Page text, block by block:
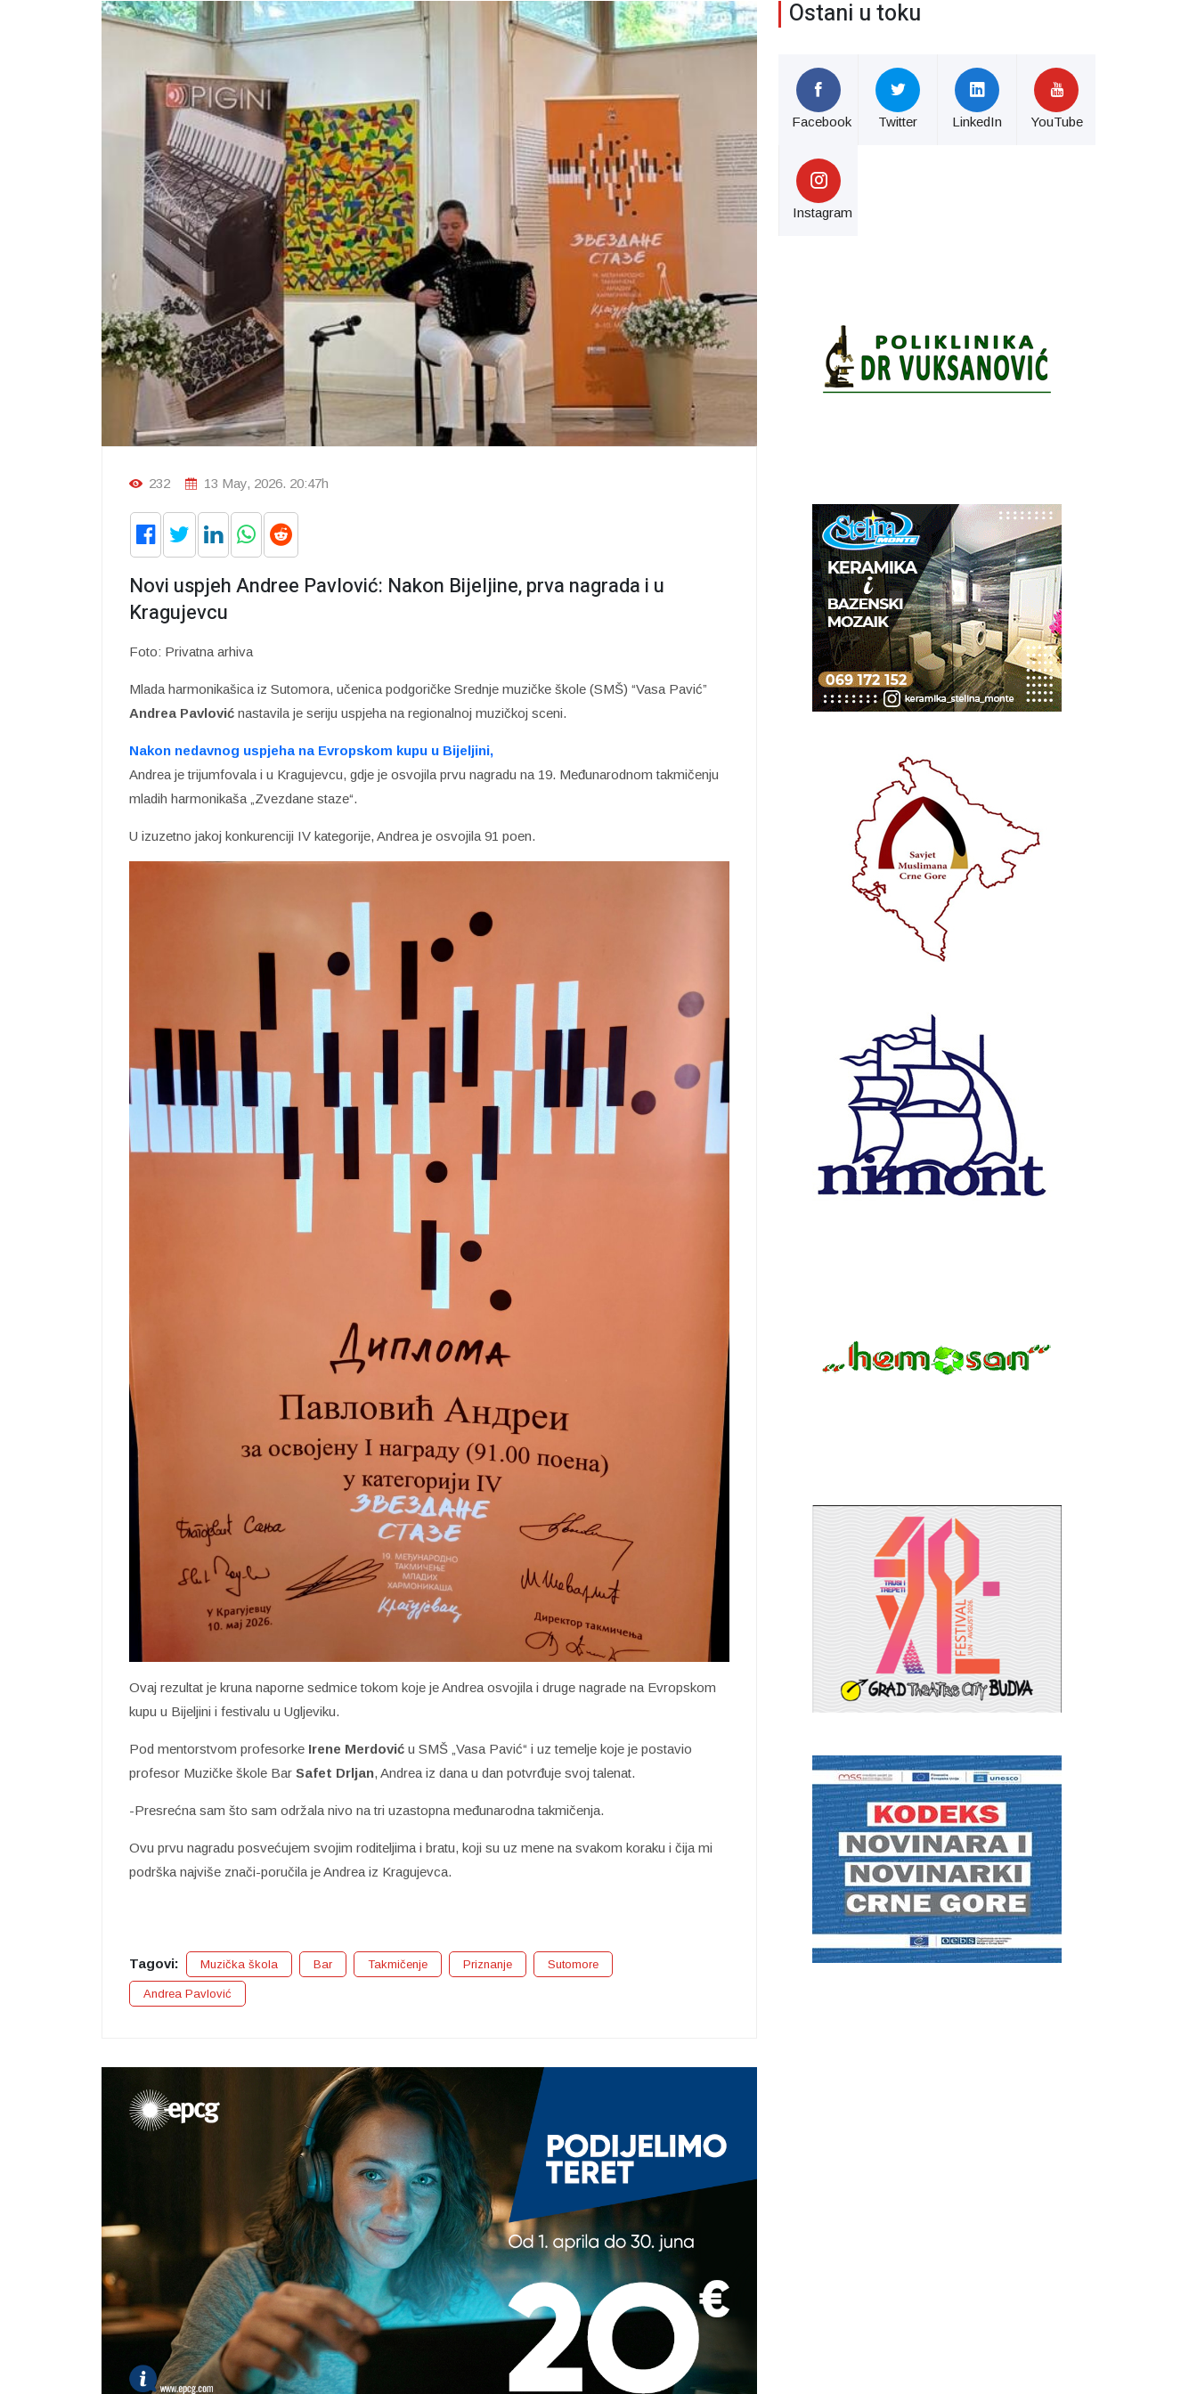
232 13 May, 2026. 20:47h
Novi uspjeh Andree Pavlović: Nakon Bijeljine, prva nagrada i u
Kragujevcu
Foto: Privatna arhiva
Mlada harmonikašica iz Sutomora, učenica podgoričke Srednje muzičke škole (SMŠ) “Vasa Pavić”
Andrea Pavlović nastavila je seriju uspjeha na regionalnoj muzičkoj sceni.
Nakon nedavnog uspjeha na Evropskom kupu u Bijeljini,
Andrea je trijumfovala i u Kragujevcu, gdje je osvojila prvu nagradu na 19. Međunarodnom takmičenju
mladih harmonikaša „Zvezdane staze“.
​U izuzetno jakoj konkurenciji IV kategorije, Andrea je osvojila 91 poen.
​Ovaj rezultat je kruna naporne sedmice tokom koje je Andrea osvojila i druge nagrade na Evropskom
kupu u Bijeljini i festivalu u Ugljeviku.
Pod mentorstvom profesorke Irene Merdović u SMŠ „Vasa Pavić“ i uz temelje koje je postavio
profesor Muzičke škole Bar Safet Drljan, Andrea iz dana u dan potvrđuje svoj talenat.
-Presrećna sam što sam održala nivo na tri uzastopna međunarodna takmičenja.
Ovu prvu nagradu posvećujem svojim roditeljima i bratu, koji su uz mene na svakom koraku i čija mi
podrška najviše znači-poručila je Andrea iz Kragujevca.
Tagovi: Muzička škola Bar Takmičenje Priznanje Sutomore
Andrea Pavlović
Ostani u toku
Facebook Twitter LinkedIn YouTube
Instagram